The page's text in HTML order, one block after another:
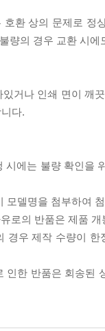
환 상의 문제로 정
량의 경우 교환 시
거나 인쇄 면이 깨
다.
시에는 불량 확인을
모델명을 첨부하여
로의 반품은 제품
경우 제작 수량이
인한 반품은 회송된